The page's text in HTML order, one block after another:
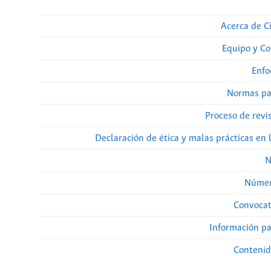
Acerca de
Equipo y
Normas
Proceso de
Declaración de ética y malas prácticas en
Información